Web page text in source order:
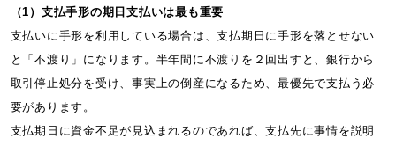
（1）支払手形の期日支払いは最も重要
支払いに手形を利用している場合は、支払期日に手形を落とせない
と「不渡り」になります。半年間に不渡りを２回出すと、銀行から
取引停止処分を受け、事実上の倒産になるため、最優先で支払う必
要があります。
支払期日に資金不足が見込まれるのであれば、支払先に事情を説明